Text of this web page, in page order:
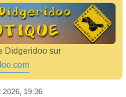
r
Didgeridoo sur
2026, 19:36